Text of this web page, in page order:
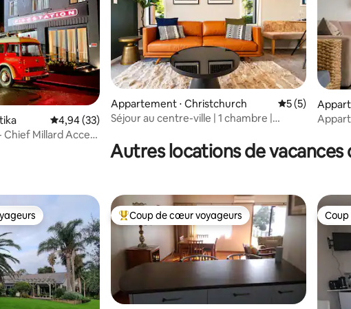
Évaluation moyenne sur la base de 33 commentaires : 4,94 sur 5
4,94 (33)
Millard Access
Appartement ⋅ Christchurch Évaluation
5 (5)
Séjour au centre-ville | 1 chambre |
Autres locations de vacances
les plus appréciés Coups de cœur voyageurs les plus appréciés
Coup de cœur voyageurs